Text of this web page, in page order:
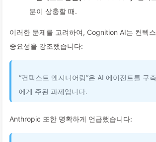
분이 상충할 때.
이러한 문제를 고려하여, Cognition AI는 컨텍
중요성을 강조했습니다:
“컨텍스트 엔지니어링”은 AI 에이전트를 구
에게 주된 과제입니다.
Anthropic 또한 명확하게 언급했습니다: